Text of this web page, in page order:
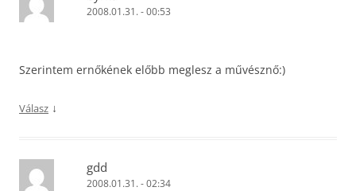
2008.01.31. - 00:53
Szerintem ernőkének előbb meglesz a művésznő:)
Válasz ↓
gdd
2008.01.31. - 02:34